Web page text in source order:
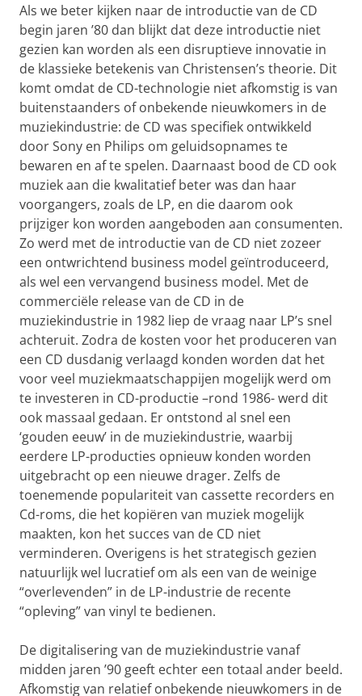
Als we beter kijken naar de introductie van de CD
begin jaren ’80 dan blijkt dat deze introductie niet
gezien kan worden als een disruptieve innovatie in
de klassieke betekenis van Christensen’s theorie. Dit
komt omdat de CD-technologie niet afkomstig is van
buitenstaanders of onbekende nieuwkomers in de
muziekindustrie: de CD was specifiek ontwikkeld
door Sony en Philips om geluidsopnames te
bewaren en af te spelen. Daarnaast bood de CD ook
muziek aan die kwalitatief beter was dan haar
voorgangers, zoals de LP, en die daarom ook
prijziger kon worden aangeboden aan consumenten.
Zo werd met de introductie van de CD niet zozeer
een ontwrichtend business model geïntroduceerd,
als wel een vervangend business model. Met de
commerciële release van de CD in de
muziekindustrie in 1982 liep de vraag naar LP’s snel
achteruit. Zodra de kosten voor het produceren van
een CD dusdanig verlaagd konden worden dat het
voor veel muziekmaatschappijen mogelijk werd om
te investeren in CD-productie –rond 1986- werd dit
ook massaal gedaan. Er ontstond al snel een
‘gouden eeuw’ in de muziekindustrie, waarbij
eerdere LP-producties opnieuw konden worden
uitgebracht op een nieuwe drager. Zelfs de
toenemende populariteit van cassette recorders en
Cd-roms, die het kopiëren van muziek mogelijk
maakten, kon het succes van de CD niet
verminderen. Overigens is het strategisch gezien
natuurlijk wel lucratief om als een van de weinige
“overlevenden” in de LP-industrie de recente
“opleving” van vinyl te bedienen.
De digitalisering van de muziekindustrie vanaf
midden jaren ’90 geeft echter een totaal ander beeld.
Afkomstig van relatief onbekende nieuwkomers in de